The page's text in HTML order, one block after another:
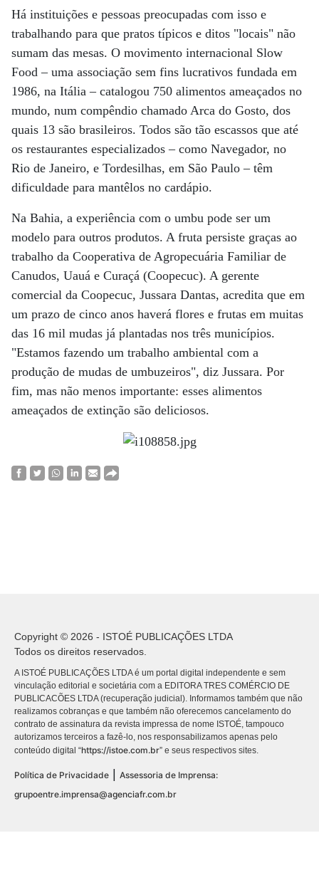
Há instituições e pessoas preocupadas com isso e
trabalhando para que pratos típicos e ditos "locais" não
sumam das mesas. O movimento internacional Slow
Food – uma associação sem fins lucrativos fundada em
1986, na Itália – catalogou 750 alimentos ameaçados no
mundo, num compêndio chamado Arca do Gosto, dos
quais 13 são brasileiros. Todos são tão escassos que até
os restaurantes especializados – como Navegador, no
Rio de Janeiro, e Tordesilhas, em São Paulo – têm
dificuldade para mantêlos no cardápio.
Na Bahia, a experiência com o umbu pode ser um
modelo para outros produtos. A fruta persiste graças ao
trabalho da Cooperativa de Agropecuária Familiar de
Canudos, Uauá e Curaçá (Coopecuc). A gerente
comercial da Coopecuc, Jussara Dantas, acredita que em
um prazo de cinco anos haverá flores e frutas em muitas
das 16 mil mudas já plantadas nos três municípios.
"Estamos fazendo um trabalho ambiental com a
produção de mudas de umbuzeiros", diz Jussara. Por
fim, mas não menos importante: esses alimentos
ameaçados de extinção são deliciosos.
Copyright © 2026 - ISTOÉ PUBLICAÇÕES LTDA
Todos os direitos reservados.
A ISTOÉ PUBLICAÇÕES LTDA é um portal digital independente e sem
vinculação editorial e societária com a EDITORA TRES COMÉRCIO DE
PUBLICACÕES LTDA (recuperação judicial). Informamos também que não
realizamos cobranças e que também não oferecemos cancelamento do
contrato de assinatura da revista impressa de nome ISTOÉ, tampouco
autorizamos terceiros a fazê-lo, nos responsabilizamos apenas pelo
conteúdo digital “https://istoe.com.br” e seus respectivos sites.
Política de Privacidade
Assessoria de Imprensa:
grupoentre.imprensa@agenciafr.com.br